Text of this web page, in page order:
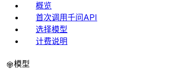
概览
首次调用千问API
选择模型
计费说明
模型